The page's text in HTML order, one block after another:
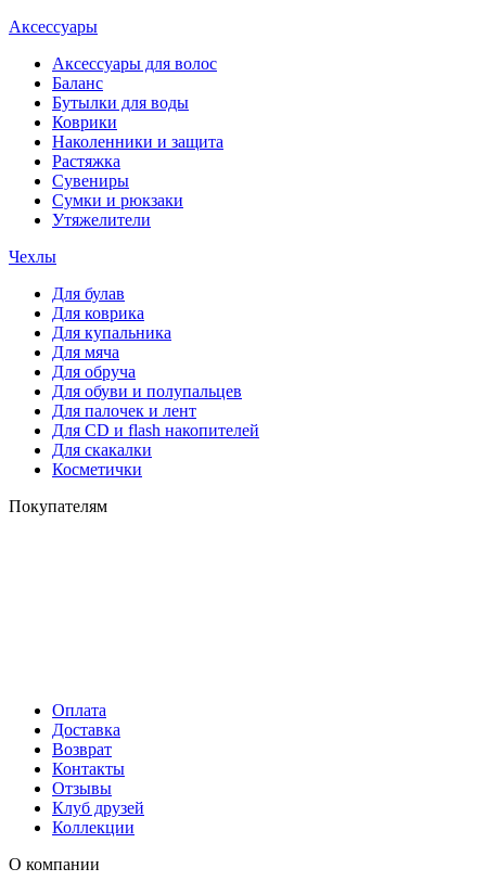
Аксессуары
Аксессуары для волос
Баланс
Бутылки для воды
Коврики
Наколенники и защита
Растяжка
Сувениры
Сумки и рюкзаки
Утяжелители
Чехлы
Для булав
Для коврика
Для купальника
Для мяча
Для обруча
Для обуви и полупальцев
Для палочек и лент
Для СD и flash накопителей
Для скакалки
Косметички
Покупателям
Оплата
Доставка
Возврат
Контакты
Отзывы
Клуб друзей
Коллекции
О компании